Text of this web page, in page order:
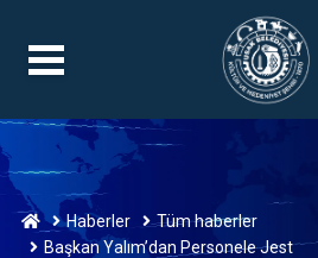
Haberler
Tüm haberler
Başkan Yalım’dan Personele Jest